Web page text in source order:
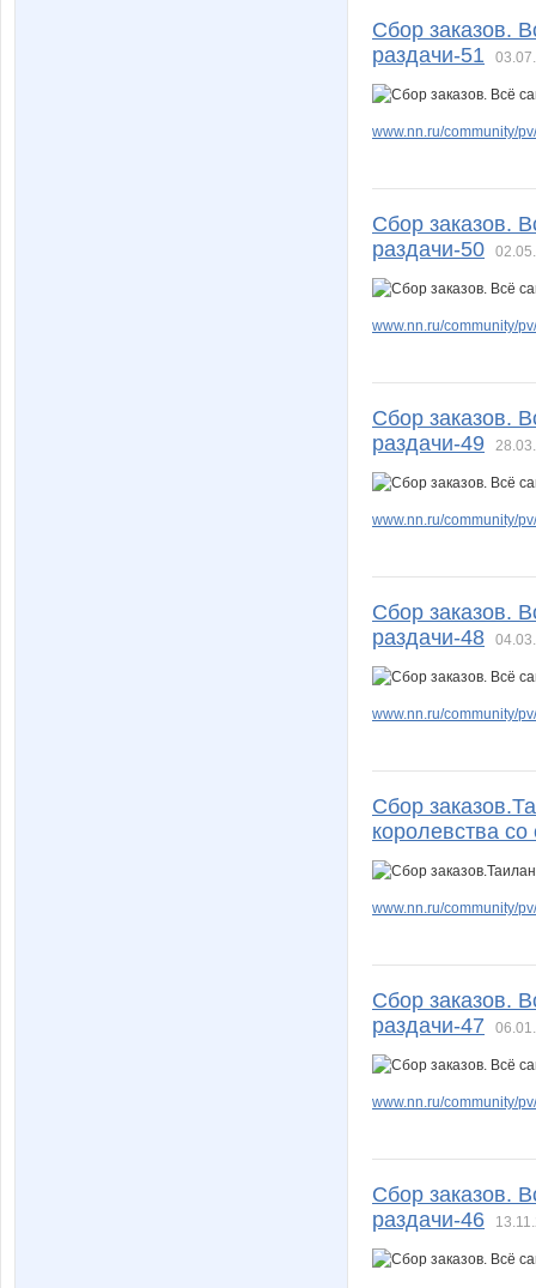
Сбор заказов.
раздачи-51
www.nn.ru/community/
Сбор заказов.
раздачи-50
www.nn.ru/community/
Сбор заказов.
раздачи-49
www.nn.ru/community/
Сбор заказов.
раздачи-48
www.nn.ru/community/
Сбор
королевства
www.nn.ru/community/
Сбор заказов.
раздачи-47
www.nn.ru/community/
Сбор заказов.
раздачи-46